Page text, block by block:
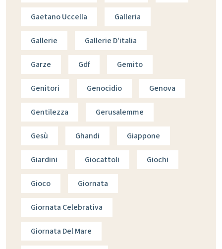
Gaetano Uccella Galleria
Gallerie Gallerie D'italia
Garze Gdf Gemito
Genitori Genocidio Genova
Gentilezza Gerusalemme
Gesù Ghandi Giappone
Giardini Giocattoli Giochi
Gioco Giornata
Giornata Celebrativa
Giornata Del Mare